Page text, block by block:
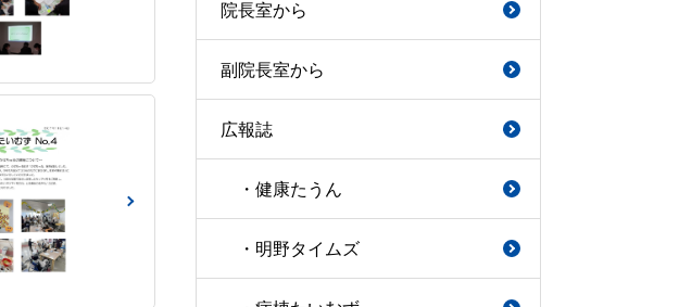
院長室から
副院長室から
広報誌
・健康たうん
・明野タイムズ